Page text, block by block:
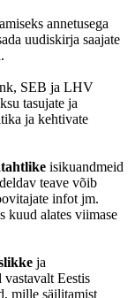
annetusega
uudiskirja saajate
SEB ja LHV
tasujate ja
ja kehtivate
isikuandmeid
teave võib
infot jm.
kuud alates viimase
ja
Eestis
mille säilitamist